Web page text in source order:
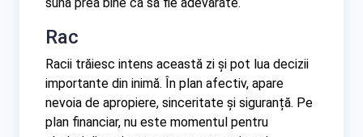
sună prea bine ca să fie adevărate.
Rac
Racii trăiesc intens această zi și pot lua decizii
importante din inimă. În plan afectiv, apare
nevoia de apropiere, sinceritate și siguranță. Pe
plan financiar, nu este momentul pentru